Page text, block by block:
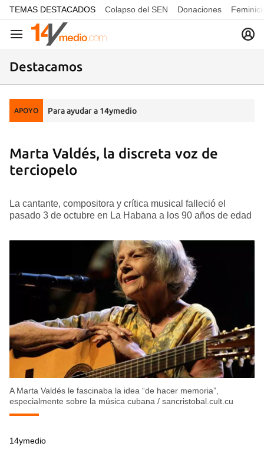
common.go-to-content
TEMAS DESTACADOS Colapso del SEN Donaciones
Navegación
Destacamos
APOYO Para ayudar a 14ymedio
Marta Valdés, la discreta voz de
terciopelo
La cantante, compositora y crítica musical falleció el
pasado 3 de octubre en La Habana a los 90 años de edad
A Marta Valdés le fascinaba la idea “de hacer memoria”,
especialmente sobre la música cubana / sancristobal.cult.cu
14ymedio